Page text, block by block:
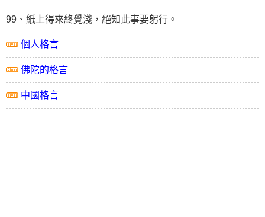
99、紙上得來終覺淺，絕知此事要躬行。
個人格言
佛陀的格言
中國格言